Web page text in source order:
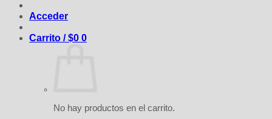
Acceder
Carrito /$0 0
No hay productos en el carrito.